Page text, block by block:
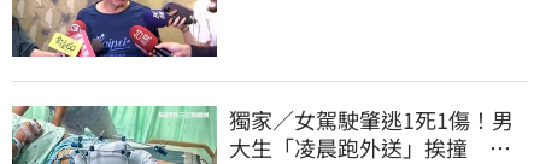
獨家／女駕駛肇逃1死1傷！男
大生「凌晨跑外送」挨撞 媽